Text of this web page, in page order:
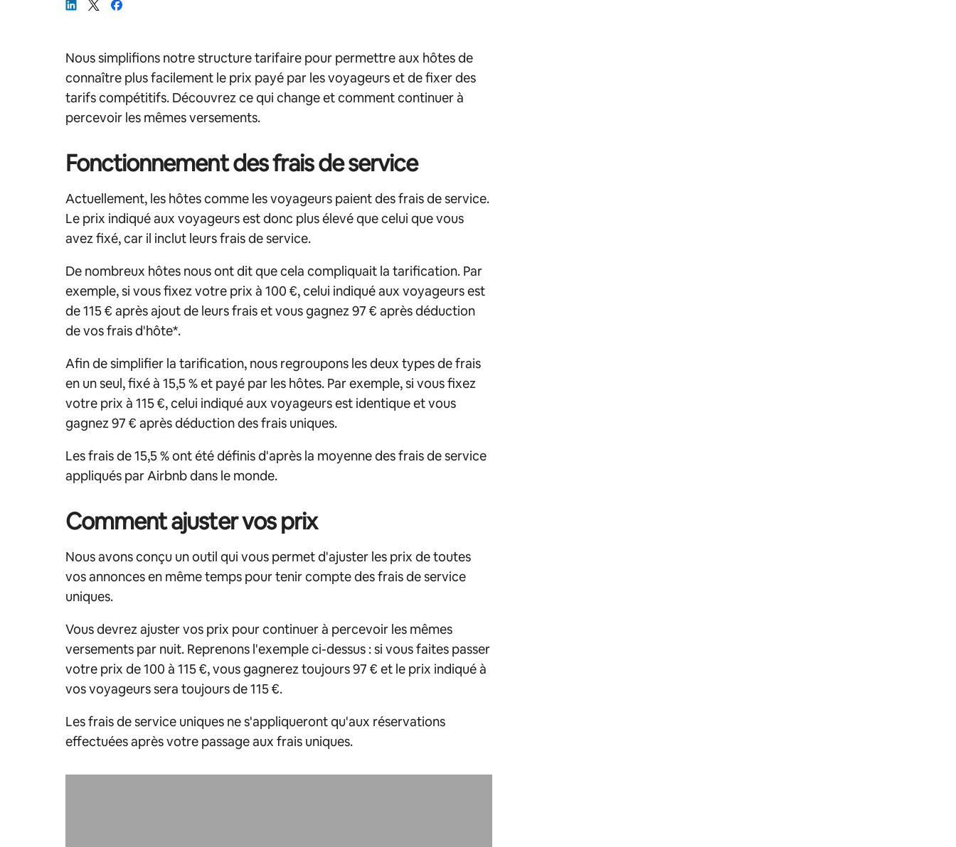
Nous simplifions notre structure tarifaire pour permettre aux hôtes de
connaître plus facilement le prix payé par les voyageurs et de fixer des
tarifs compétitifs. Découvrez ce qui change et comment continuer à
percevoir les mêmes versements.
Fonctionnement des frais de service
Actuellement, les hôtes comme les voyageurs paient des frais de service.
Le prix indiqué aux voyageurs est donc plus élevé que celui que vous
avez fixé, car il inclut leurs frais de service.
De nombreux hôtes nous ont dit que cela compliquait la tarification. Par
exemple, si vous fixez votre prix à 100 €, celui indiqué aux voyageurs est
de 115 € après ajout de leurs frais et vous gagnez 97 € après déduction
de vos frais d'hôte*.
Afin de simplifier la tarification, nous regroupons les deux types de frais
en un seul, fixé à 15,5 % et payé par les hôtes. Par exemple, si vous fixez
votre prix à 115 €, celui indiqué aux voyageurs est identique et vous
gagnez 97 € après déduction des frais uniques.
Les frais de 15,5 % ont été définis d'après la moyenne des frais de service
appliqués par Airbnb dans le monde.
Comment ajuster vos prix
Nous avons conçu un outil qui vous permet d'ajuster les prix de toutes
vos annonces en même temps pour tenir compte des frais de service
uniques.
Vous devrez ajuster vos prix pour continuer à percevoir les mêmes
versements par nuit. Reprenons l'exemple ci-dessus : si vous faites passer
votre prix de 100 à 115 €, vous gagnerez toujours 97 € et le prix indiqué à
vos voyageurs sera toujours de 115 €.
Les frais de service uniques ne s'appliqueront qu'aux réservations
effectuées après votre passage aux frais uniques.